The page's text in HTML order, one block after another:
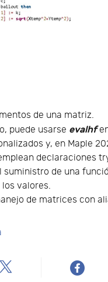
de una matriz.
puede usarse evalhf
y, en Maple
declaraciones
de una
valores.
de matrices con